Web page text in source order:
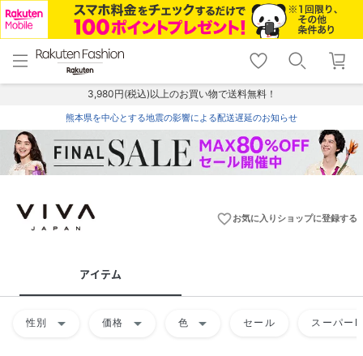
menu home
トップ
shopping_cart lock_outline
ログイン
3,980円(税込)以上のお買い物で送料無料！
熊本県を中心とする地震の影響による配送遅延のお知らせ
favorite_borderお気に入りショップに登録する
アイテム
性別 arrow_drop_down 価格 arrow_drop_down 色 arrow_drop_down セール スーパー